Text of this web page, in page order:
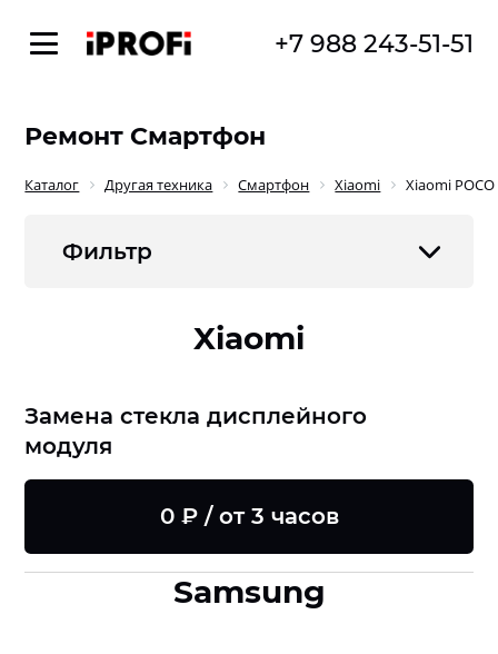
+7 988 243-51-51
Ремонт Смартфон
Каталог Другая техника Смартфон Xiaomi Xiaomi POCO
Фильтр
Xiaomi
Замена стекла дисплейного
модуля
0 ₽ / от 3 часов
Samsung